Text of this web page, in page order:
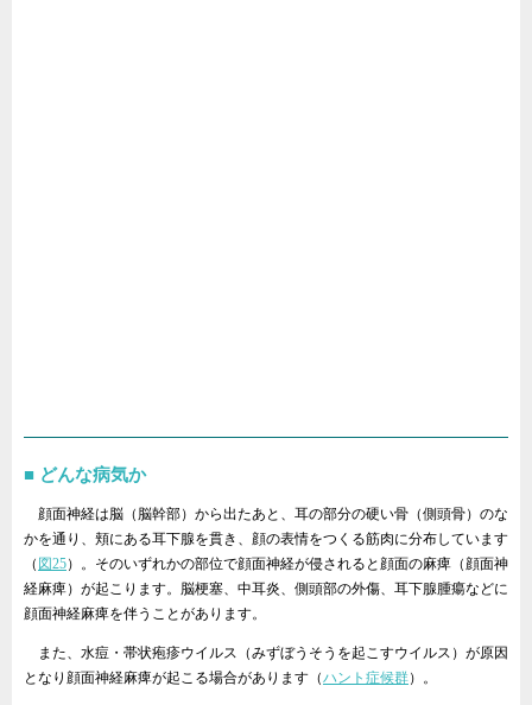
どんな病気か
顔面神経は脳（脳幹部）から出たあと、耳の部分の硬い骨（側頭骨）のな
かを通り、頬にある耳下腺を貫き、顔の表情をつくる筋肉に分布しています
（ 図25）。そのいずれかの部位で顔面神経が侵されると顔面の麻痺（顔面神
経麻痺）が起こります。脳梗塞、中耳炎、側頭部の外傷、耳下腺腫瘍などに
顔面神経麻痺を伴うことがあります。
また、水痘・帯状疱疹ウイルス（みずぼうそうを起こすウイルス）が原因
となり顔面神経麻痺が起こる場合があります（ハント症候群）。